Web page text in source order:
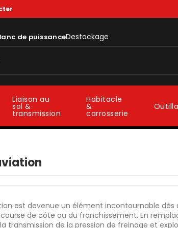
de puissanceDestockage
Liaison au
sol &
transmission
Habitacle
&
carrosserie
est devenue un élément incontournable dès
de côte ou du franchissement. En
transmission de la pression de freinage et